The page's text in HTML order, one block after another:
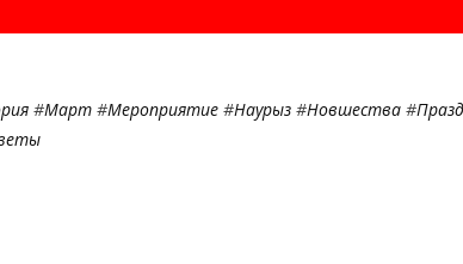
#Март #Мероприятие #Наурыз #Новшества #